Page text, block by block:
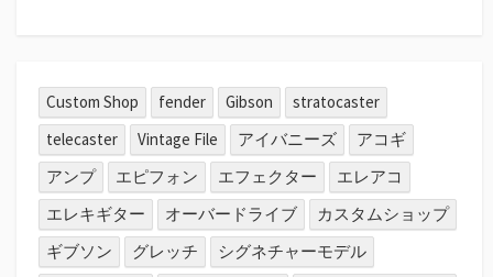
Custom Shop fender Gibson
stratocaster
telecaster
Vintage File アイバニーズ
アコギ
アンプ
エピフォン エフェクター
エレアコ
エレキギター
オーバードライブ
カスタムショップ
ギブソン
グレッチ
シグネチャーモデル